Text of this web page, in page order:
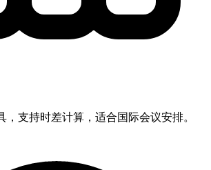
，支持时差计算，适合国际会议安排。